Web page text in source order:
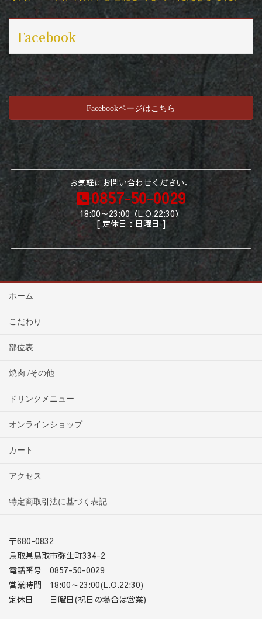
Facebook
Facebookページはこちら
お気軽にお問い合わせください。
0857-50-0029
18:00～23:00（L.O.22:30）
[ 定休日：日曜日 ]
ホーム
こだわり
部位表
焼肉 /その他
ドリンクメニュー
オンラインショップ
カート
アクセス
特定商取引法に基づく表記
〒680-0832
鳥取県鳥取市弥生町334-2
電話番号 0857-50-0029
営業時間 18:00～23:00(L.O.22:30)
定休日 日曜日(祝日の場合は営業)